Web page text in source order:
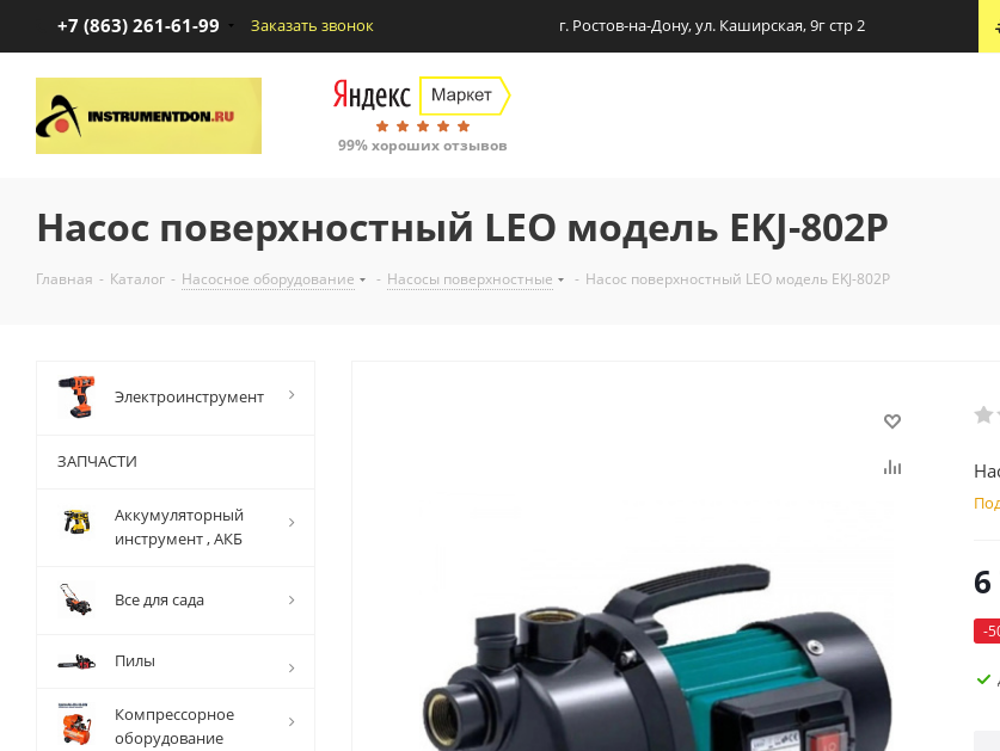
+7 (863) 261-61-99 Заказать звонок г. Ростов-на-Дону, ул. Каширская, 9г стр 2
99% хороших отзывов
Насос поверхностный LEO модель EKJ-802P
Главная - Каталог - Насосное оборудование - Насосы поверхностные - Насос поверхностный LEO модель EKJ-802P
-
Электроинструмент
ЗАПЧАСТИ
Аккумуляторный
инструмент , АКБ
Все для сада
Пилы
Компрессорное
оборудование